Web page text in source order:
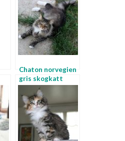
Chaton norvegien
gris skogkatt
norvegien